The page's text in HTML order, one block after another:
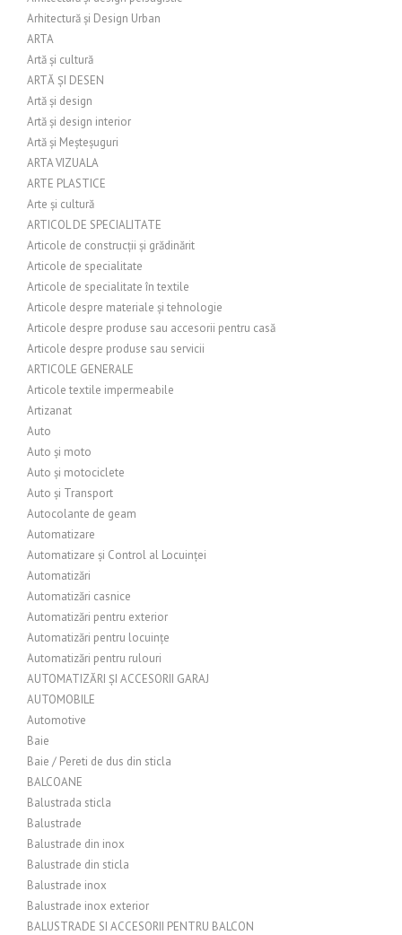
Arhitectură și Design Urban
ARTA
Artă și cultură
ARTĂ ȘI DESEN
Artă și design
Artă și design interior
Artă și Meșteșuguri
ARTA VIZUALA
ARTE PLASTICE
Arte și cultură
ARTICOL DE SPECIALITATE
Articole de construcții și grădinărit
Articole de specialitate
Articole de specialitate în textile
Articole despre materiale și tehnologie
Articole despre produse sau accesorii pentru casă
Articole despre produse sau servicii
ARTICOLE GENERALE
Articole textile impermeabile
Artizanat
Auto
Auto și moto
Auto și motociclete
Auto și Transport
Autocolante de geam
Automatizare
Automatizare și Control al Locuinței
Automatizări
Automatizări casnice
Automatizări pentru exterior
Automatizări pentru locuințe
Automatizări pentru rulouri
AUTOMATIZĂRI ȘI ACCESORII GARAJ
AUTOMOBILE
Automotive
Baie
Baie / Pereti de dus din sticla
BALCOANE
Balustrada sticla
Balustrade
Balustrade din inox
Balustrade din sticla
Balustrade inox
Balustrade inox exterior
BALUSTRADE SI ACCESORII PENTRU BALCON